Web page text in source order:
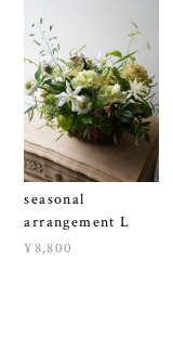
seasonal
arrangement L
¥8,800